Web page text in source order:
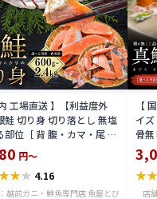
内 工場直送 】【利益度外
鮭 切り身 切り落とし 無塩
部位［ 背 腹・カマ・尾 ］
2.4kg 骨取り・骨無し 骨
り落とし 骨取り・骨無し
12ka
円～
★★ 4.16
越前ガニ・鮮魚専門店 魚屋とび
【
イ
骨
(真
ライ
★
店